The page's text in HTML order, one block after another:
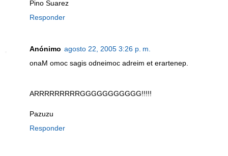
Pino Suarez
Responder
Anónimo agosto 22, 2005 3:26 p. m.
onaM omoc sagis odneimoc adreim et erartenep.
ARRRRRRRRRGGGGGGGGGGG!!!!!
Pazuzu
Responder